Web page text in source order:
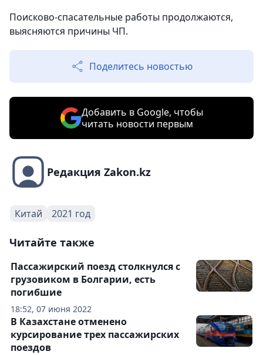
Поисково-спасательные работы продолжаются,
выясняются причины ЧП.
Поделитесь новостью
Добавить в Google, чтобы
читать новости первым
Редакция Zakon.kz
Китай 2021 год
Читайте также
18:52, 07 июня 2022
Пассажирский поезд столкнулся с
грузовиком в Болгарии, есть
погибшие
В Казахстане отменено
курсирование трех пассажирских
поездов